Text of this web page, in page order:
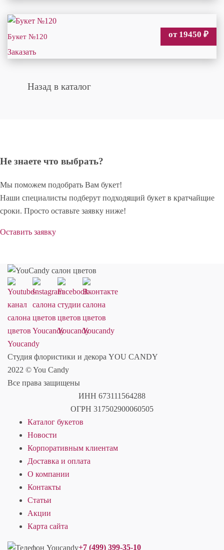
Букет №120 от 19450 ₽
Заказать
Назад в каталог
Не знаете что выбрать?
Мы поможем подобрать Вам букет!
Наши специалисты подберут подходящий букет в кратчайщие
сроки. Просто оставьте заявку ниже!
Оставить заявку
Студия флористики и декора YOU CANDY
2022 © You Candy
Все права защищены
ИНН 673111564288
ОГРН 317502900060505
Каталог букетов
Новости
Корпоративным клиентам
Доставка и оплата
О компании
Контакты
Статьи
Акции
Карта сайта
+7 (499) 399-35-10